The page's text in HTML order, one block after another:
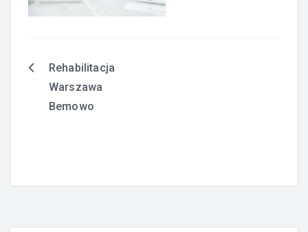
Nawigacja
wpisu
Rehabilitacja
Warszawa
Bemowo